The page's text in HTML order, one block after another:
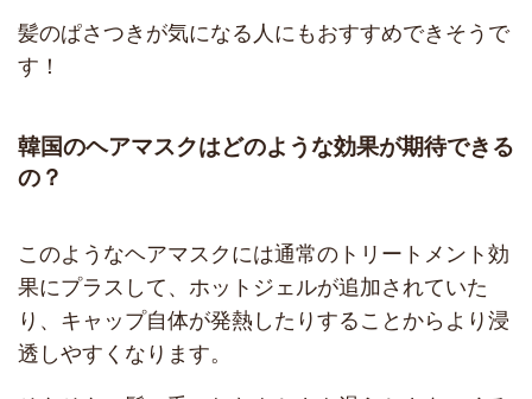
髪のぱさつきが気になる人にもおすすめできそうで
す！
韓国のヘアマスクはどのような効果が期待できる
の？
このようなヘアマスクには通常のトリートメント効
果にプラスして、ホットジェルが追加されていた
り、キャップ自体が発熱したりすることからより浸
透しやすくなります。